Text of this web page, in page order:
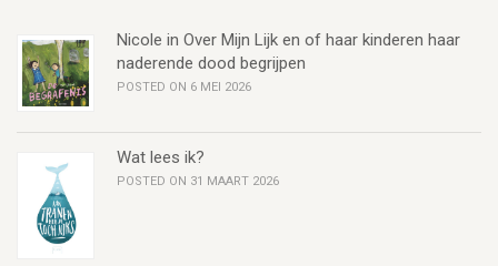
Nicole in Over Mijn Lijk en of haar kinderen haar
naderende dood begrijpen
POSTED ON 6 MEI 2026
Wat lees ik?
POSTED ON 31 MAART 2026